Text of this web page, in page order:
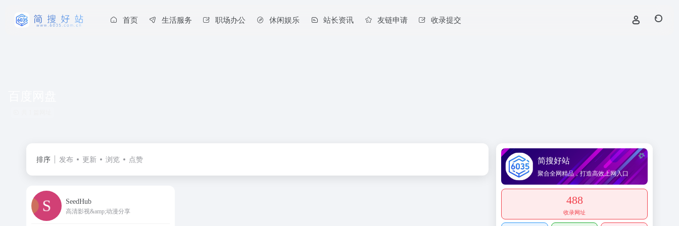
首页 生活服务 职场办公 休闲娱乐 站长资讯 友链申请 收录提交
排序 发布 更新 浏览 点赞
SeedHub
高清影视&amp;动漫分享
简搜好站
聚合全网精品，打造高效上网入口
488
收录网址